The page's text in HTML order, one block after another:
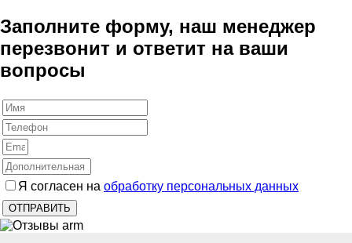
Заполните форму, наш менеджер
перезвонит и ответит на ваши
вопросы
Я согласен на обработку персональных данных